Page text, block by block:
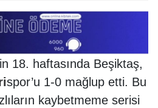
18. haftasında Beşiktaş,
spor’u 1-0 mağlup etti. Bu
kaybetmeme serisi